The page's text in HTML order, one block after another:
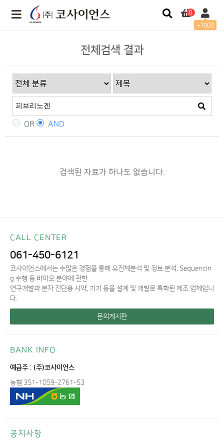
0
+1000
전체검색 결과
OR AND
검색된 자료가 하나도 없습니다.
CALL CENTER
061-450-6121
코사이언스에서는 수많은 경험을 통해 유전체분석 및 정보 분석, Sequencin
g 수행 등 바이오 분야에 관한
연구개발과 분자 진단용 시약, 기기 등을 설계 및 개발로 특화된 제조 업체입니
다.
문의게시판
BANK INFO
예금주 : (주)코사이언스
농협 351-1059-2761-53
공지사항